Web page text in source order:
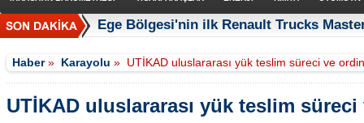
Ege Bölgesi'nin ilk Renault Trucks
Haber» Karayolu » UTİKAD uluslararası yük teslim süreci ve
UTİKAD uluslararası yük teslim